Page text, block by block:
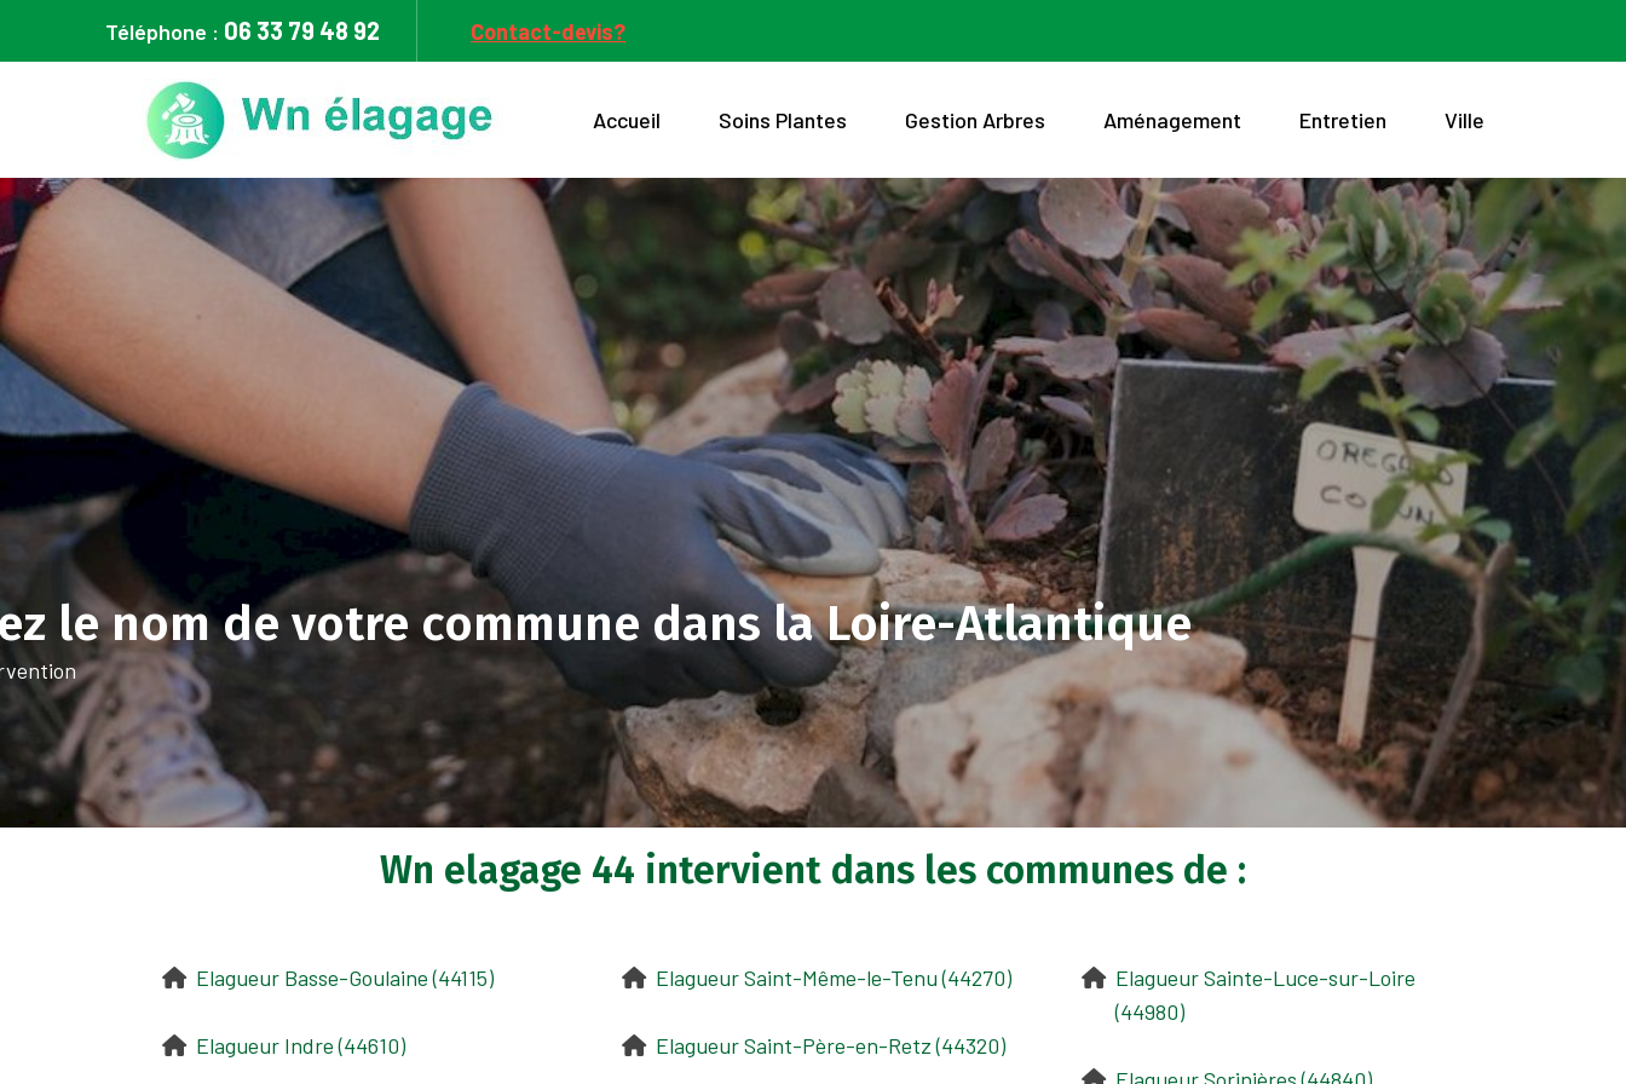
Téléphone : 06 33 79 48 92 Contact-devis?
Accueil Soins Plantes Gestion Arbres Aménagement Entretien Ville
le nom de votre commune dans la Loire-Atlantique
Wn elagage 44 intervient dans les communes de :
Elagueur Basse-Goulaine (44115)
Elagueur Indre (44610)
Elagueur Saint-Même-le-Tenu (44270)
Elagueur Saint-Père-en-Retz (44320)
Elagueur Sainte-Luce-sur-Loire
(44980)